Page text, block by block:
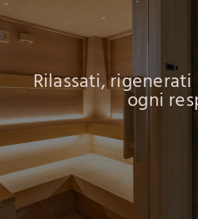
CONFIGURA PREVENTIVO
Rilassati,
ogni